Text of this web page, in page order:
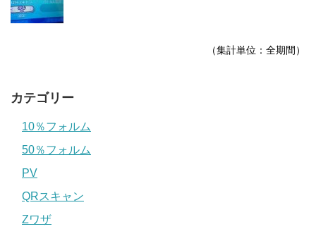
（集計単位：全期間）
カテゴリー
10％フォルム
50％フォルム
PV
QRスキャン
Zワザ